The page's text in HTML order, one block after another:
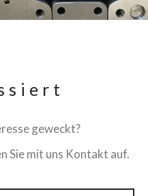
geweckt?
Sie mit uns Kontakt auf.